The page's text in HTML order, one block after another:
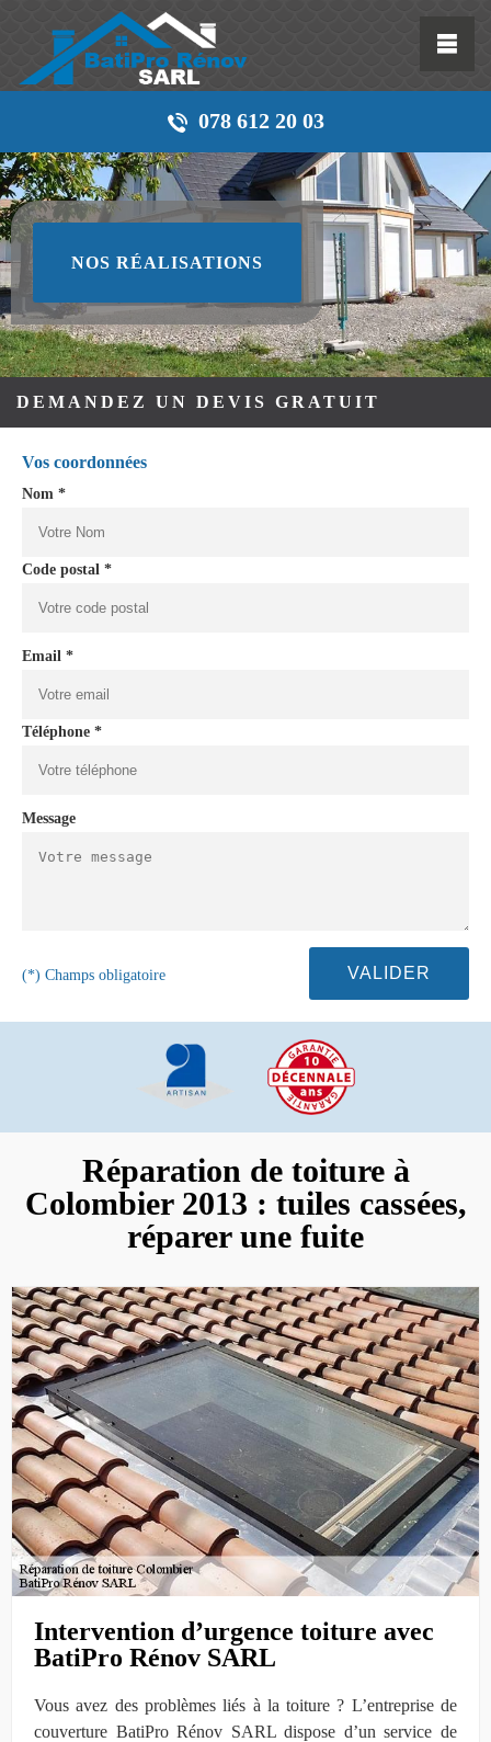
078 612 20 03
NOS RÉALISATIONS
DEMANDEZ UN DEVIS GRATUIT
Vos coordonnées
Nom *
Code postal *
Email *
Téléphone *
Message
(*) Champs obligatoire
Réparation de toiture à
Colombier 2013 : tuiles cassées,
réparer une fuite
Intervention d’urgence toiture avec
BatiPro Rénov SARL
Vous avez des problèmes liés à la toiture ? L’entreprise de
couverture BatiPro Rénov SARL dispose d’un service de